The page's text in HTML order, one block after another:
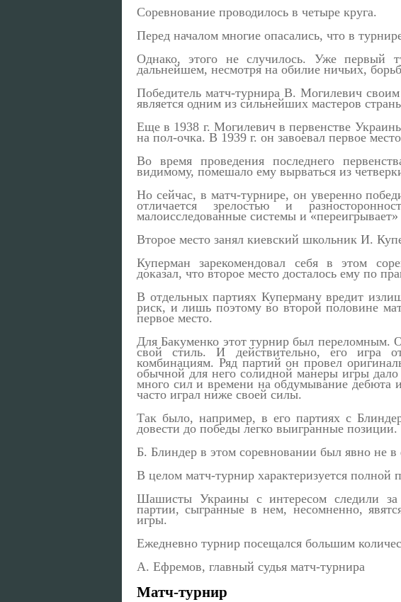
Соревнование проводилось в четыре круга.
Перед началом многие опасались, что в
Однако, этого не случилось. Уже первый
дальнейшем, несмотря на обилие ничьих,
Победитель матч-турнира В. Могилевич своим
является одним из сильнейших мастеров
Еще в 1938 г. Могилевич в первенстве
на пол-очка. В 1939 г. он завоевал первое
Во время проведения последнего
видимому, помешало ему вырваться из
Но сейчас, в матч-турнире, он уверенно
отличается зрелостью и
малоисследованные системы и
Второе место занял киевский школьник И.
Куперман зарекомендовал себя в этом
доказал, что второе место досталось ему по
В отдельных партиях Куперману вредит
риск, и лишь поэтому во второй половине
первое место.
Для Бакуменко этот турнир был переломным.
свой стиль. И действительно, его игра
комбинациям. Ряд партий он провел
обычной для него солидной манеры игры дало
много сил и времени на обдумывание дебюта
часто играл ниже своей силы.
Так было, например, в его партиях с
довести до победы легко выигранные позиции.
Б. Блиндер в этом соревновании был явно не
В целом матч-турнир характеризуется полной
Шашисты Украины с интересом следили
партии, сыгранные в нем, несомненно,
игры.
Ежедневно турнир посещался большим
А. Ефремов, главный судья матч-турнира
Матч-турнир